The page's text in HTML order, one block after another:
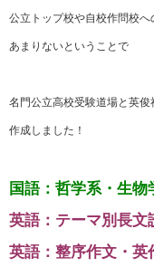
公立トップ校や自校作問校へ
あまりないということで
名門公立高校受験道場と英俊
作成しました！
国語：哲学系・生
英語：テーマ別長文
英語：整序作文・英